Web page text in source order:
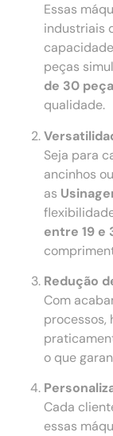
Essas
industriais
peças
de 30
qualidade.
Seja para
ancinhos
as
entre 19 e
Redução
Com
processos,
o que
Cada
essas